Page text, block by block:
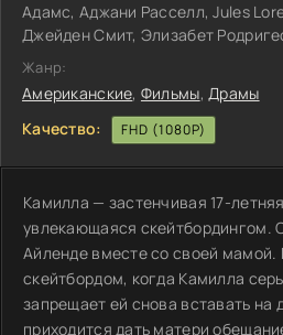
Адамс, Аджани Расселл, Jules
Джейден Смит, Элизабет
Жанр:
Американские, Фильмы,Драмы
Качество:
FHD (1080P)
Камилла — застенчивая 17-
увлекающаяся скейтбордингом.
Айленде вместе со своей мамой.
скейтбордом, когда Камилла
запрещает ей снова вставать на
приходится дать матери